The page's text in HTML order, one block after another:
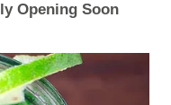
Opening Soon